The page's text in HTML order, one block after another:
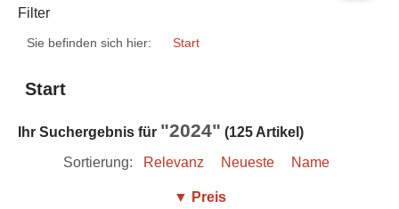
Filter
Sie befinden sich hier: Start
Start
Ihr Suchergebnis für "2024" (125 Artikel)
Sortierung:
Relevanz Neueste Name
▼ Preis